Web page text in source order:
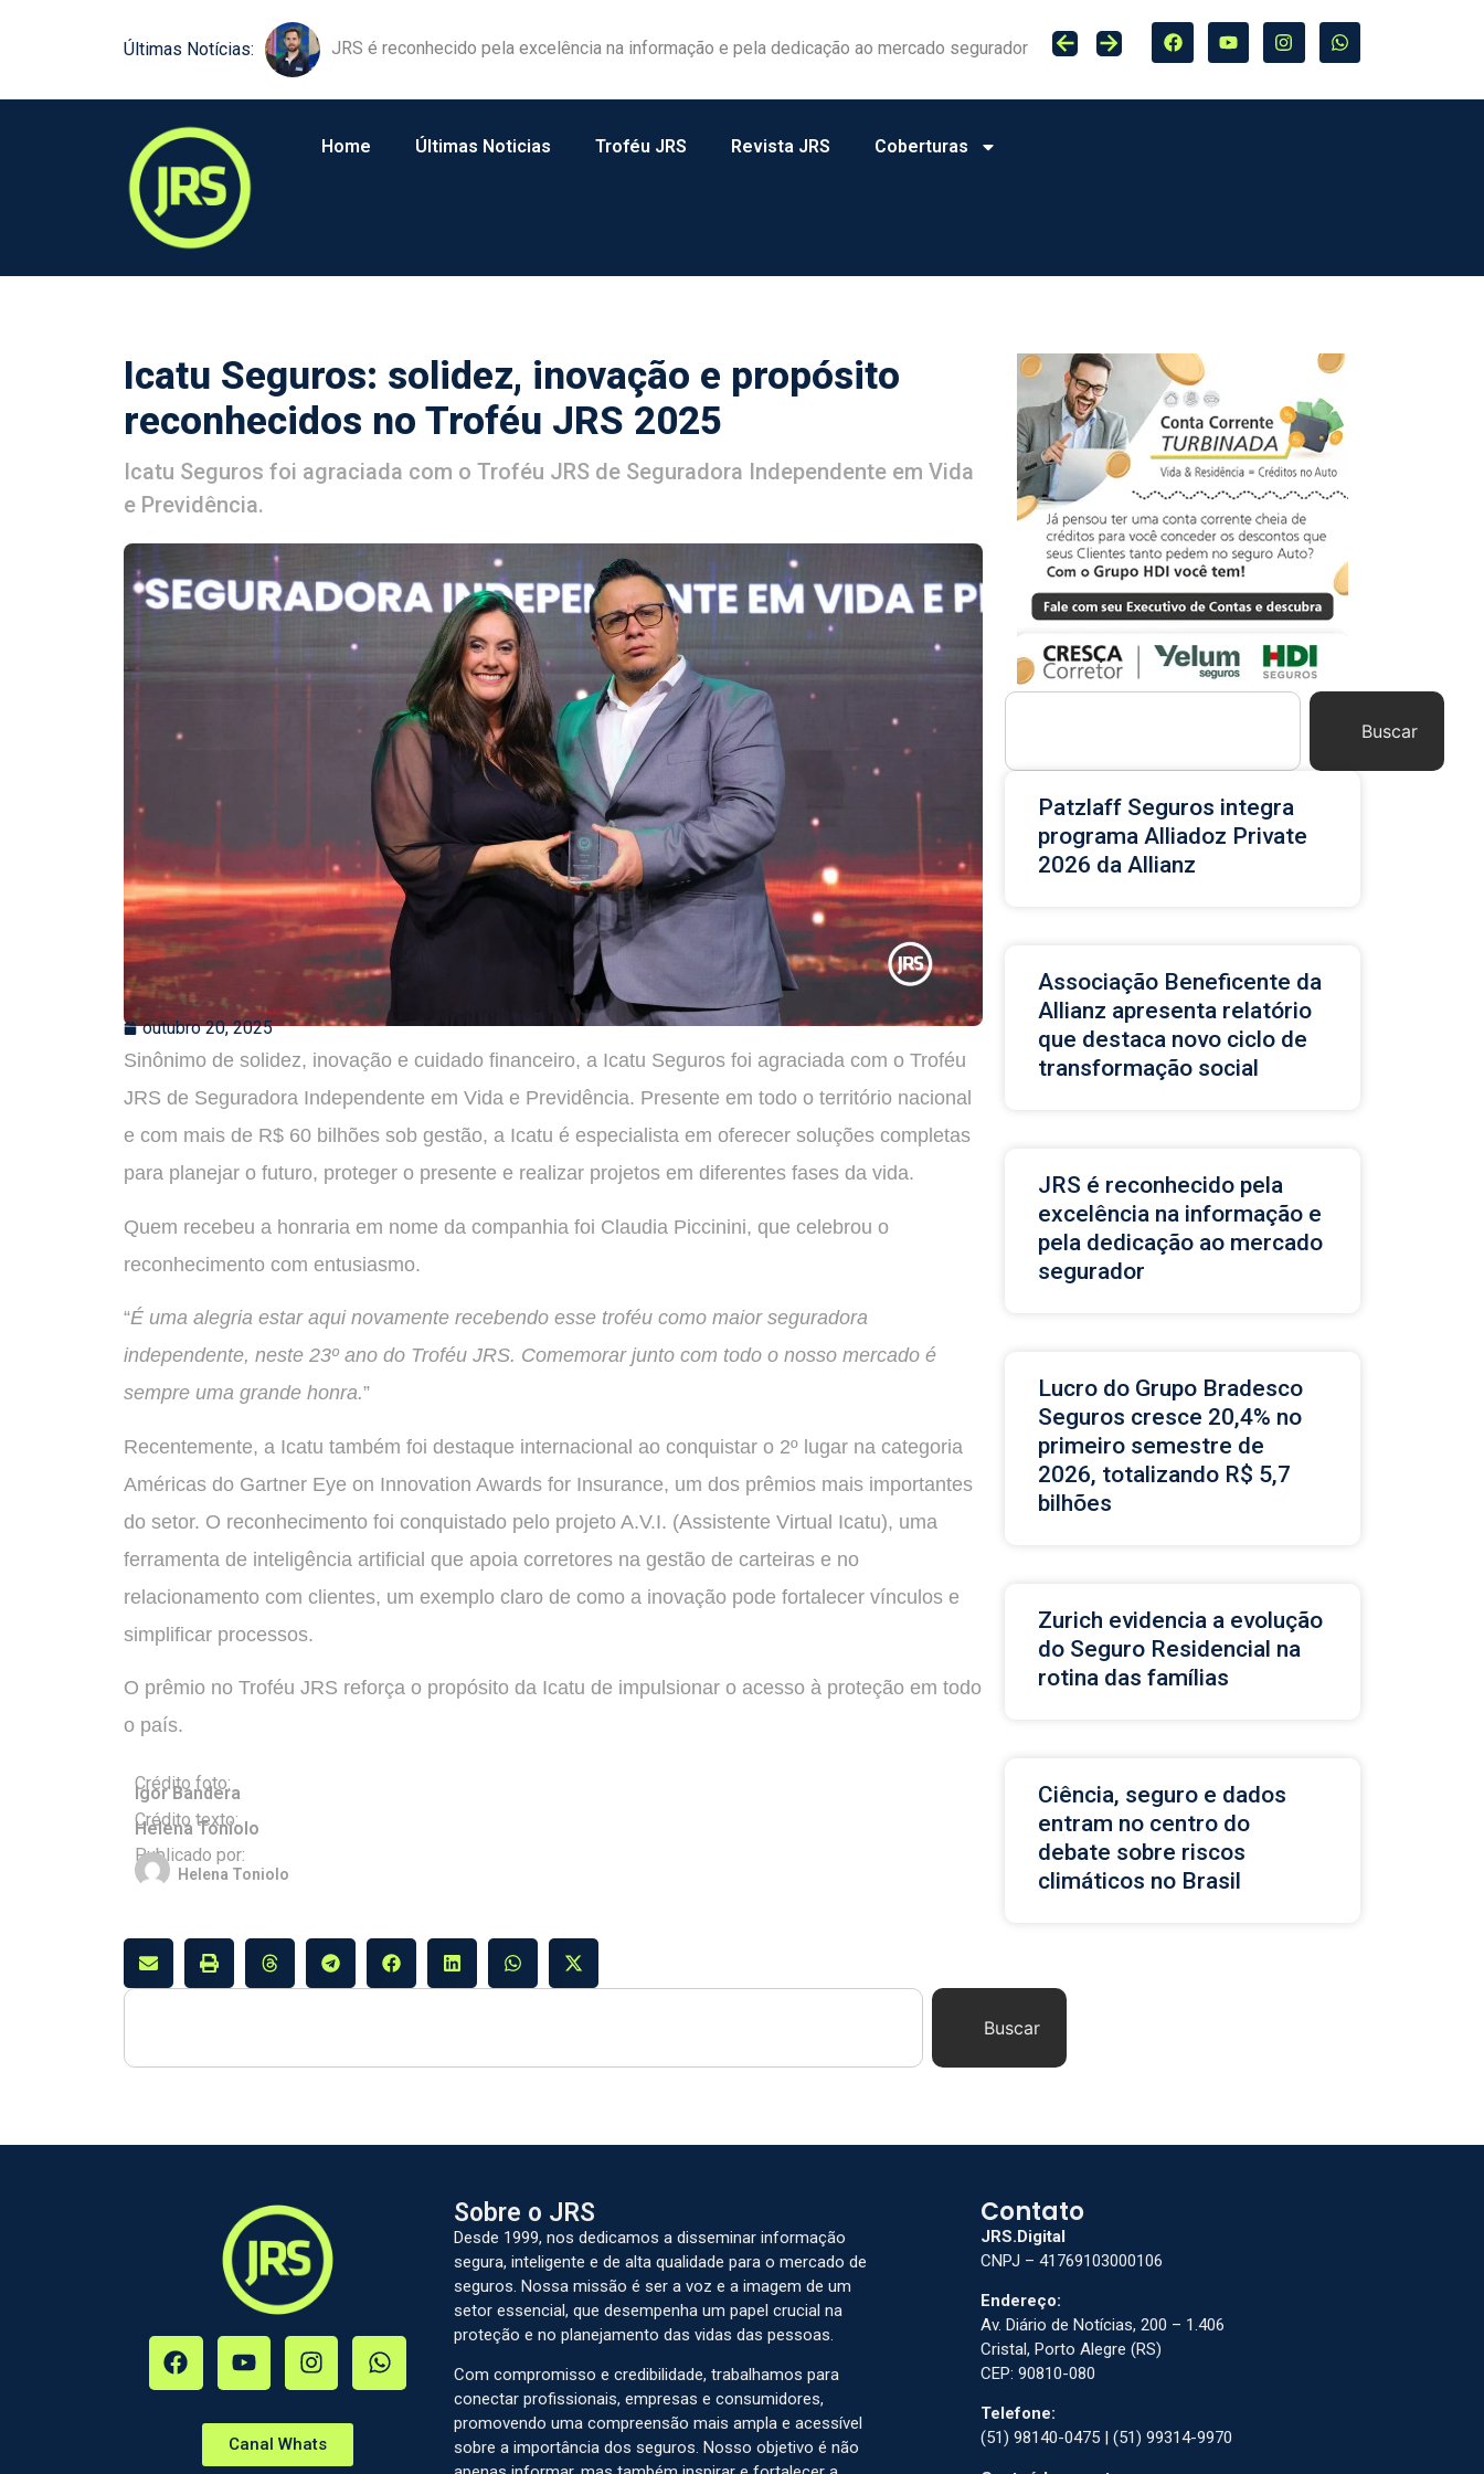
Últimas Notícias: JRS é reconhecido pela excelência na informação e pela dedicação ao mercado segurador
Lucro do Grupo Bradesco Seguros cresce 20,4% no primeiro semestre de 2026, totalizando R$ 5,7 bilhões
Home Últimas Noticias Troféu JRS Revista JRS Coberturas
Icatu Seguros: solidez, inovação e propósito
reconhecidos no Troféu JRS 2025
Icatu Seguros foi agraciada com o Troféu JRS de Seguradora Independente em Vida
e Previdência.
outubro 20, 2025
Sinônimo de solidez, inovação e cuidado financeiro, a Icatu Seguros foi agraciada com o Troféu
JRS de Seguradora Independente em Vida e Previdência. Presente em todo o território nacional
e com mais de R$ 60 bilhões sob gestão, a Icatu é especialista em oferecer soluções completas
para planejar o futuro, proteger o presente e realizar projetos em diferentes fases da vida.
Quem recebeu a honraria em nome da companhia foi Claudia Piccinini, que celebrou o
reconhecimento com entusiasmo.
“É uma alegria estar aqui novamente recebendo esse troféu como maior seguradora
independente, neste 23º ano do Troféu JRS. Comemorar junto com todo o nosso mercado é
sempre uma grande honra.”
Recentemente, a Icatu também foi destaque internacional ao conquistar o 2º lugar na categoria
Américas do Gartner Eye on Innovation Awards for Insurance, um dos prêmios mais importantes
do setor. O reconhecimento foi conquistado pelo projeto A.V.I. (Assistente Virtual Icatu), uma
ferramenta de inteligência artificial que apoia corretores na gestão de carteiras e no
relacionamento com clientes, um exemplo claro de como a inovação pode fortalecer vínculos e
simplificar processos.
O prêmio no Troféu JRS reforça o propósito da Icatu de impulsionar o acesso à proteção em todo
o país.
Crédito foto:
Igor Bandera
Crédito texto:
Helena Toniolo
Publicado por:
Helena Toniolo
Buscar
Buscar
Patzlaff Seguros integra
programa Alliadoz Private
2026 da Allianz
Associação Beneficente da
Allianz apresenta relatório
que destaca novo ciclo de
transformação social
JRS é reconhecido pela
excelência na informação e
pela dedicação ao mercado
segurador
Lucro do Grupo Bradesco
Seguros cresce 20,4% no
primeiro semestre de
2026, totalizando R$ 5,7
bilhões
Zurich evidencia a evolução
do Seguro Residencial na
rotina das famílias
Ciência, seguro e dados
entram no centro do
debate sobre riscos
climáticos no Brasil
Canal Whats
Sobre o JRS
Desde 1999, nos dedicamos a disseminar informação
segura, inteligente e de alta qualidade para o mercado de
seguros. Nossa missão é ser a voz e a imagem de um
setor essencial, que desempenha um papel crucial na
proteção e no planejamento das vidas das pessoas.
Com compromisso e credibilidade, trabalhamos para
conectar profissionais, empresas e consumidores,
promovendo uma compreensão mais ampla e acessível
sobre a importância dos seguros. Nosso objetivo é não
Contato
JRS.Digital
CNPJ – 41769103000106
Endereço:
Av. Diário de Notícias, 200 – 1.406
Cristal, Porto Alegre (RS)
CEP: 90810-080
Telefone:
(51) 98140-0475 | (51) 99314-9970